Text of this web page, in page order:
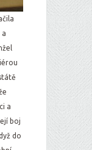
a
a
boj
do